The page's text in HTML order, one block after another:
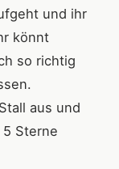
und ihr
könnt
so richtig
aus und
Sterne